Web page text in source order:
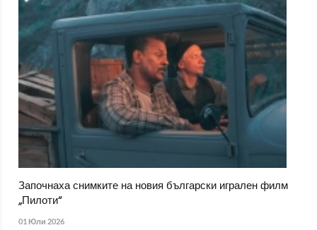
Започнаха снимките на новия български игрален филм
„Пилоти“
01 Юли 2026